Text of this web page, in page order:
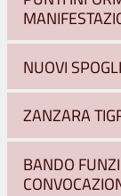
NUOVI
ZANZARA
BANDO